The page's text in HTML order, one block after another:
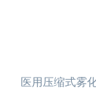
医用压缩式雾